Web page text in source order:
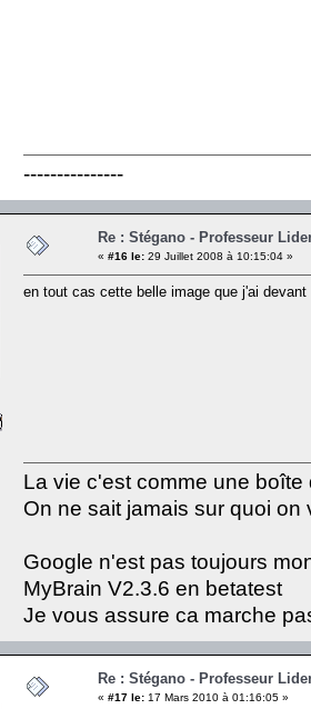
---------------
Re : Stégano - Professeur
« #16 le: 29 Juillet 2008 à 10:15:04 »
en tout cas cette belle image que j'ai
La vie c'est comme une boîte
On ne sait jamais sur quoi on
Google n'est pas toujours
MyBrain V2.3.6 en betatest
Je vous assure ca marche
Re : Stégano - Professeur
« #17 le: 17 Mars 2010 à 01:16:05 »